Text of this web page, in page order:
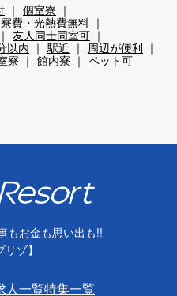
個室寮
寮費・光熱費無料
友人同士同室可
以内 駅近
周辺が便利
寮 館内寮 ペット可
もお金も思い出も!!
リゾ】
人一覧特集一覧